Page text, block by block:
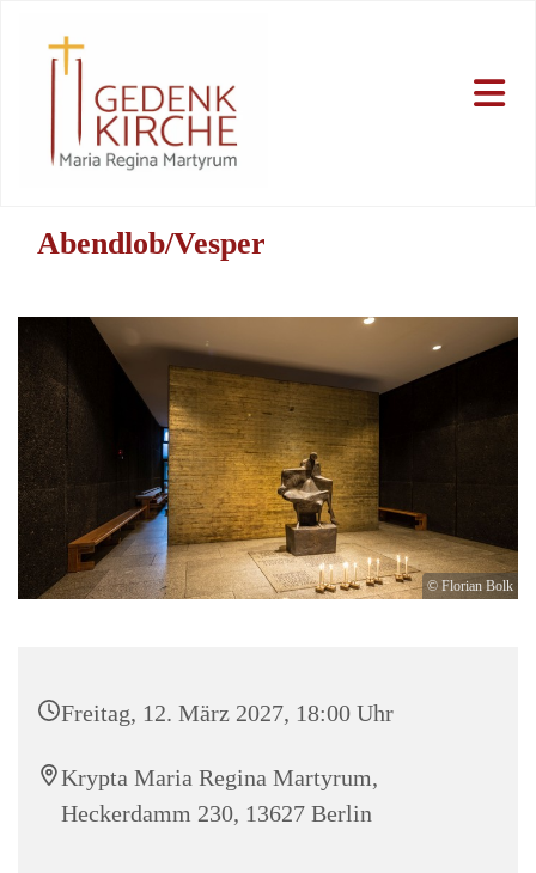
Abendlob/Vesper
© Florian Bolk
Freitag, 12. März 2027, 18:00 Uhr
Krypta Maria Regina Martyrum,
Heckerdamm 230, 13627 Berlin